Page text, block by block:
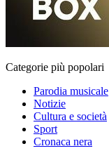
Categorie più popolari
Parodia musicale
Notizie
Cultura e società
Sport
Cronaca nera